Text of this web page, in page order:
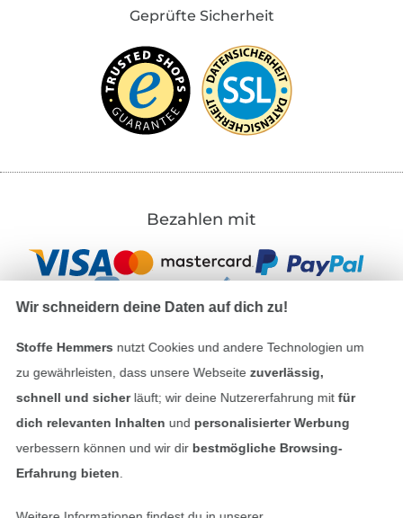
Geprüfte Sicherheit
Bezahlen mit
Unsere Versandpartner
Wir schneidern deine Daten auf dich zu!
Stoffe Hemmers nutzt Cookies und andere Technologien um
zu gewährleisten, dass unsere Webseite zuverlässig,
schnell und sicherläuft; wir deine Nutzererfahrung mitfür
dich relevanten Inhalten und personalisierter Werbung
verbessern können und wir dir bestmögliche Browsing-
Erfahrung bieten